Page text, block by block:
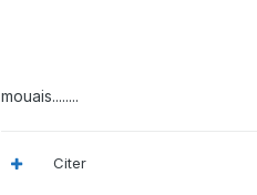
mouais........
Citer